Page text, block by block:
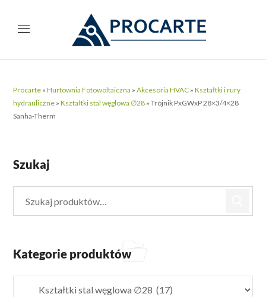
Procarte »Hurtownia Fotowoltaiczna »Akcesoria HVAC »Kształtki i rury
hydrauliczne »Kształtki stal węglowa ∅28 »Trójnik PxGWxP 28×3/4×28
Sanha-Therm
Szukaj
Kategorie produktów